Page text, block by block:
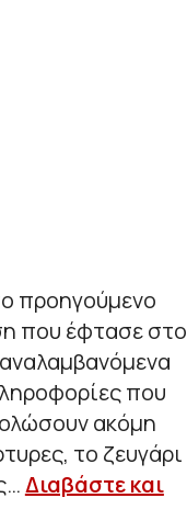
προηγούμενο
που έφτασε στο
που
ακόμη
το ζευγάρι
Διαβάστε και